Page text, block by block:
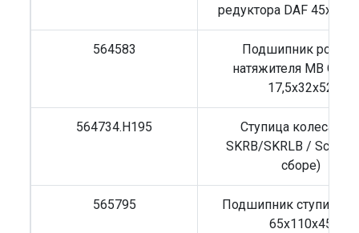
редуктора DAF
564583
Подшипник ролика
натяжителя MB
17,5x32x52
564734.H195
Ступица колеса
SKRB/SKRLB /
сборе)
565795
Подшипник ступицы
65x110x45